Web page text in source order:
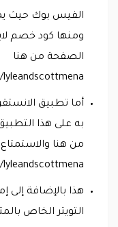
الفيس بوك حيث
ومنها كود خصم
الصفحة من هنا
أما تطبيق
به على هذا
من هنا
.
هذا بالإضافة
التويتر الخاص